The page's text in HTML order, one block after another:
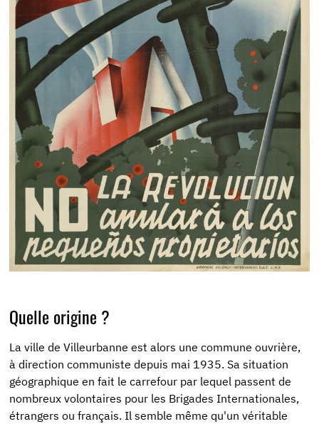
Quelle origine ?
La ville de Villeurbanne est alors une commune ouvrière,
à direction communiste depuis mai 1935. Sa situation
géographique en fait le carrefour par lequel passent de
nombreux volontaires pour les Brigades Internationales,
étrangers ou français. Il semble même qu'un véritable